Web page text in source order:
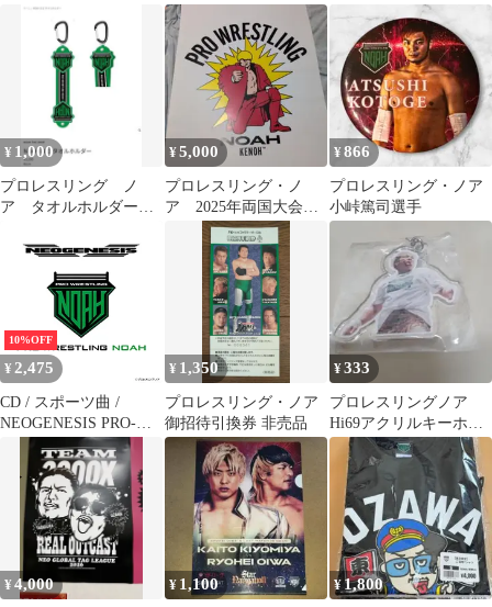
ンテージver. Tシャツ
HAKOBUNEトレーディ
ングカード2枚
¥ 1,000
プロレスリング ノ
ア タオルホルダー
ップ
¥5,000
プロレスリング・ノ
ア 2025年両国大会
売店特典ポスター 拳
¥866
プロレスリング・ノア
小峠篤司選手
10%OFF
¥ 2,475
CD / スポーツ曲 /
NEOGENESIS PRO-
WRESTLING NOAH
ENTRANCE MUSIC
¥ 1,350
プロレスリング・ノア
御招待引換券 非売品
¥333
プロレスリングノア
Hi69アクリルキーホル
ダー
¥4,000 ¥ 1,100 ¥ 1,800